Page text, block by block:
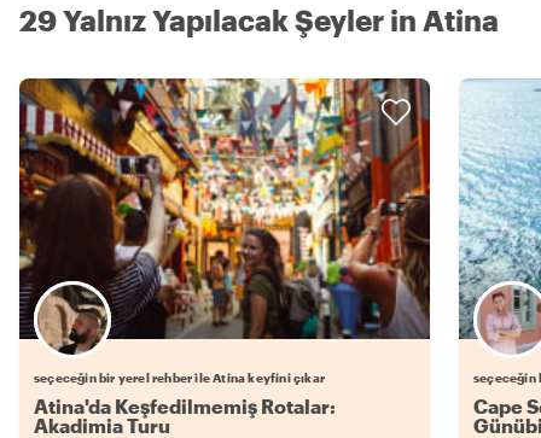
29 Yalnız Yapılacak Şeyler in Atina
Favori yerel rehberini seç
seçeceğin bir yerel rehber ile Atina keyfini çıkar
Atina'da Keşfedilmemiş Rotalar:
Akadimia Turu
seçeceğin
Cape